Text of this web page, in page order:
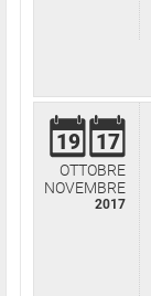
19 17
OTTOBRE
NOVEMBRE
2017